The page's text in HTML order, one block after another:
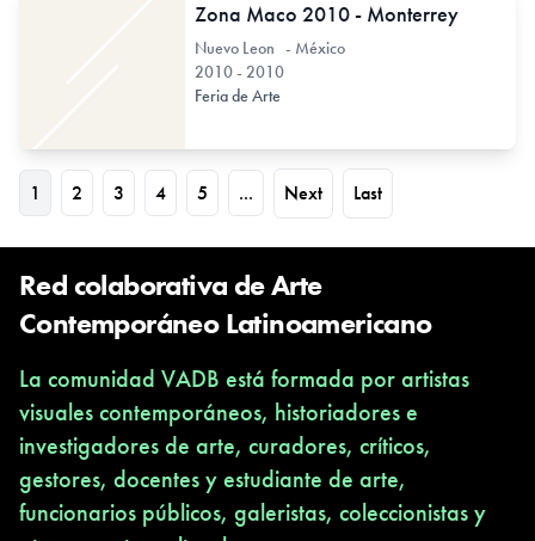
Zona Maco 2010 - Monterrey
Nuevo Leon - México
2010 - 2010
Feria de Arte
1 2 3 4 5 ... Next Last
Red colaborativa de Arte
Contemporáneo Latinoamericano
La comunidad VADB está formada por artistas
visuales contemporáneos, historiadores e
investigadores de arte, curadores, críticos,
gestores, docentes y estudiante de arte,
funcionarios públicos, galeristas, coleccionistas y